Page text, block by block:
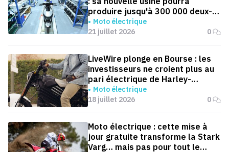
produire jusqu'à 300 000 deux-
roues électriques par an
Moto électrique
21 juillet 2026
0
LiveWire plonge en Bourse : les
investisseurs ne croient plus au
pari électrique de Harley-
Davidson
Moto électrique
18 juillet 2026
0
Moto électrique : cette mise à
jour gratuite transforme la Stark
Varg… mais pas pour tout le